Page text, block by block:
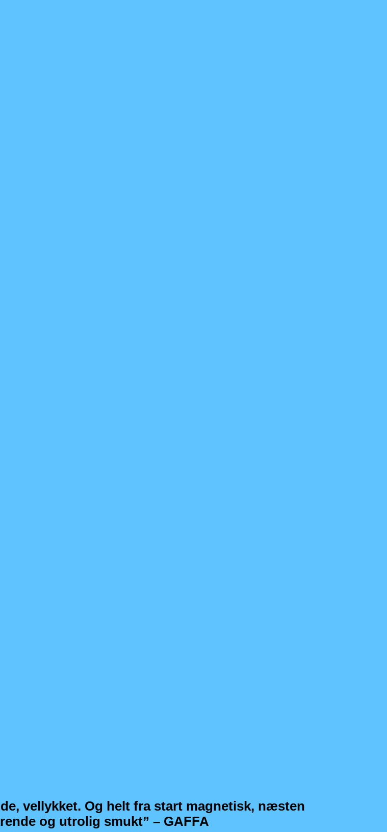
vellykket. Og helt fra start magnetisk, næsten
og utrolig smukt” – GAFFA